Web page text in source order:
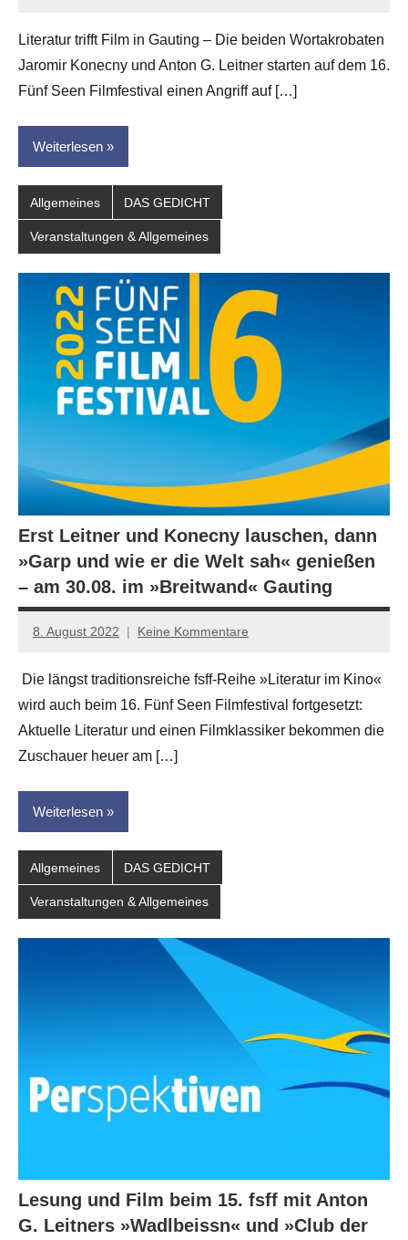
Hornauer
für
dasgedichtblog
Literatur trifft Film in Gauting – Die beiden Wortakrobaten
Jaromir Konecny und Anton G. Leitner starten auf dem 16.
Fünf Seen Filmfestival einen Angriff auf […]
Weiterlesen
Allgemeines DAS GEDICHT
Veranstaltungen & Allgemeines
Erst Leitner und Konecny lauschen, dann
»Garp und wie er die Welt sah« genießen
– am 30.08. im »Breitwand« Gauting
8. August 2022
Jan-
Hornauer
für
dasgedichtblog
Keine Kommentare
Die längst traditionsreiche fsff-Reihe »Literatur im Kino«
wird auch beim 16. Fünf Seen Filmfestival fortgesetzt:
Aktuelle Literatur und einen Filmklassiker bekommen die
Zuschauer heuer am […]
Weiterlesen
Allgemeines DAS GEDICHT
Veranstaltungen & Allgemeines
Lesung und Film beim 15. fsff mit Anton
G. Leitners »Wadlbeissn« und »Club der